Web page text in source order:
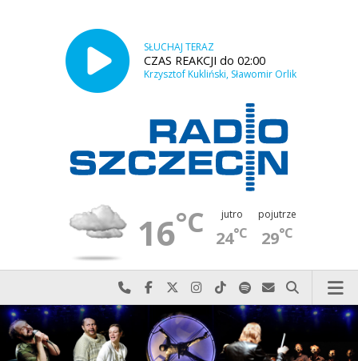
SŁUCHAJ TERAZ
CZAS REAKCJI do 02:00
Krzysztof Kukliński, Sławomir Orlik
16°C jutro
24°C
pojutrze
29°C
Najlepiej po prostu do nas zadzwoń
Odwiedź nas na Facebook-u
Odwiedź nas na X
Odwiedź nas na Instagram-ie
Odwiedź nas na TikTok-u
Szukaj nas na Spotify
Wyślij do nas
Szukaj